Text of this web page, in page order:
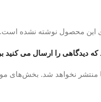
این محصول نوشته نشده است.
که دیدگاهی را ارسال می
منتشر نخواهد شد. بخش‌های